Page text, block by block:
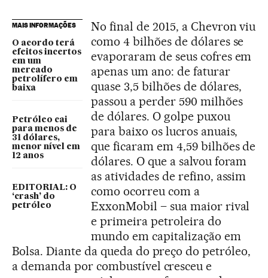
MAIS INFORMAÇÕES
O acordo terá
efeitos incertos
em um
mercado
petrolífero em
baixa
Petróleo cai
para menos de
31 dólares,
menor nível em
12 anos
EDITORIAL: O
‘crash’ do
petróleo
No final de 2015, a Chevron viu
como 4 bilhões de dólares se
evaporaram de seus cofres em
apenas um ano: de faturar
quase 3,5 bilhões de dólares,
passou a perder 590 milhões
de dólares. O golpe puxou
para baixo os lucros anuais,
que ficaram em 4,59 bilhões de
dólares. O que a salvou foram
as atividades de refino, assim
como ocorreu com a
ExxonMobil – sua maior rival
e primeira petroleira do
mundo em capitalização em
Bolsa. Diante da queda do preço do petróleo,
a demanda por combustível cresceu e